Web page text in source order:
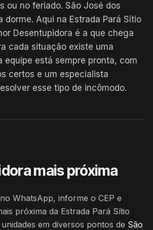
ou no feriado. São José dos
dorme. Aqui na Estrada Pará Sítio
Desentupidora é a que chega
cada situação existe uma
equipe está sempre pronta, com
certos e um especialista
esse tipo de incômodo.
Pará Sítio
mais próxima
WhatsApp, informe o CEP e
próxima da Estrada Pará Sítio
em diversos pontos de São